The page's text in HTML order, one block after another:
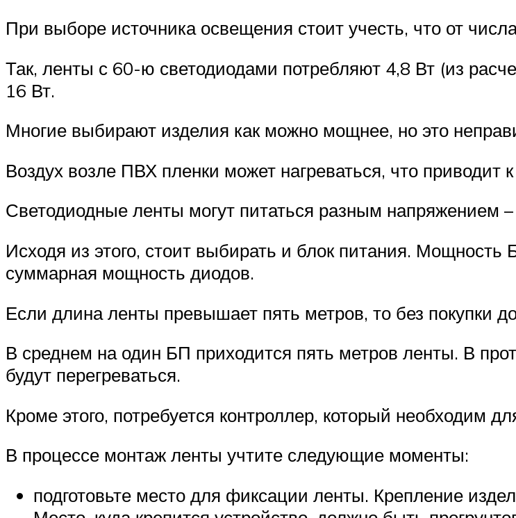
При выборе источника освещения стоит учесть, что от
Так, ленты с 60-ю светодиодами потребляют 4,8 Вт (из
16 Вт.
Многие выбирают изделия как можно мощнее, но это
Воздух возле ПВХ пленки может нагреваться, что
Светодиодные ленты могут питаться разным напряжением
Исходя из этого, стоит выбирать и блок питания.
суммарная мощность диодов.
Если длина ленты превышает пять метров, то без покупки
В среднем на один БП приходится пять метров ленты. В
будут перегреваться.
Кроме этого, потребуется контроллер, который необходим
В процессе монтаж ленты учтите следующие моменты:
подготовьте место для фиксации ленты. Крепление